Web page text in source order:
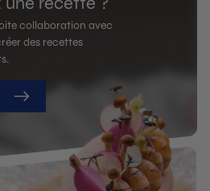
collaboration avec
des recettes